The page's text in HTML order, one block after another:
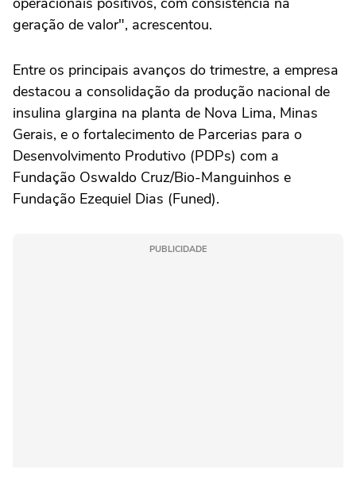
geração de ‌valor", acrescentou.
Entre os principais avanços do trimestre, a empresa
destacou a consolidação da produção ⁠nacional de
insulina glargina na planta de Nova Lima, Minas
Gerais, e o fortalecimento de Parcerias para o
Desenvolvimento Produtivo (PDPs) com a
Fundação Oswaldo Cruz/Bio-Manguinhos e
Fundação Ezequiel Dias (Funed).
PUBLICIDADE